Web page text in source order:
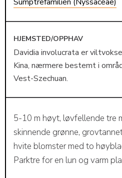
Sumptrefamilien (Nyssaceae)
HJEMSTED/OPPHAV
Davidia involucrata er
Kina, nærmere bestemt i
Vest-Szechuan.
5-10 m høyt, løvfellende tre
skinnende grønne,
hvite blomster med to
Parktre for en lun og varm